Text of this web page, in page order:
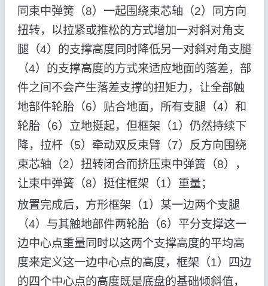
同束中弹簧（8）一起围绕束芯轴（2）同方向
扭转，以拉紧或推松的方式增加一对斜对角支
腿（4）的支撑高度同时降低另一对斜对角支腿
（4）的支撑高度的方式来适应地面的落差，部
件之间不会产生落差支撑的扭矩力，让全部触
地部件轮胎（6）贴合地面，所有支腿（4）和
轮胎（6）立地挺起，但框架（1）仍然持续下
降，拉杆（5）牵动双反束臂（7）反方向围绕
束芯轴（2）扭转闭合而挤压束中弹簧（8），
让束中弹簧（8）挺住框架（1）重量；
放置完成后，方形框架（1）某一边两个支腿
（4）与其触地部件两轮胎（6）平分支撑这一
边中心点重量同时以这两个支撑高度的平均高
度来定义这一边中心点的高度，框架（1）四边
的四个中心点的高度既是底盘的基础倾斜值，